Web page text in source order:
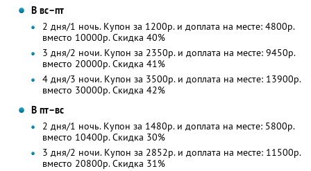
В вс–пт
2 дня/1 ночь. Купон за 1200р. и доплата на месте: 4800р.
вместо 10000р.Скидка 40%
3 дня/2 ночи. Купон за 2350р. и доплата на месте: 9450р.
вместо 20000р. Скидка 41%
4 дня/3 ночи. Купон за 3500р. и доплата на месте: 13900р.
вместо 30000р. Скидка 42%
В пт–вс
2 дня/1 ночь. Купон за 1480р. и доплата на месте: 5800р.
вместо 10400р.Скидка 30%
3 дня/2 ночи. Купон за 2852р. и доплата на месте: 11500р.
вместо 20800р. Скидка 31%